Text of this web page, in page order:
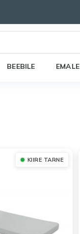
BEEBILE EMALE
KIIRE TARNE